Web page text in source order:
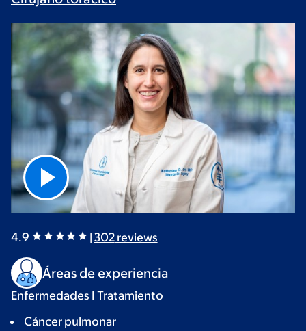
4.9 | 302reviews
Áreas de experiencia
Enfermedades I Tratamiento
Cáncer pulmonar